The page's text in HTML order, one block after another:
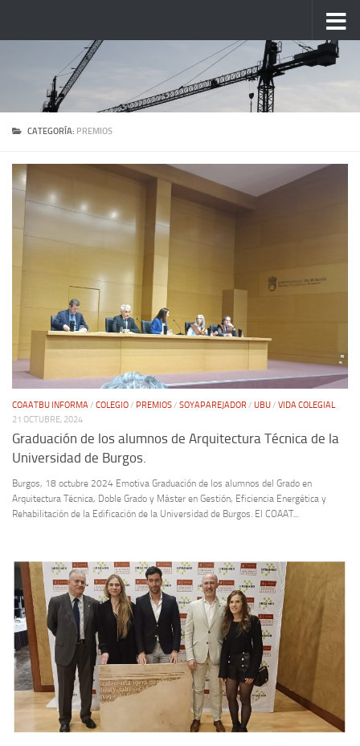
CATEGORÍA: PREMIOS
COAATBU INFORMA/ COLEGIO/ PREMIOS/ SOYAPAREJADOR/ UBU/ VIDA COLEGIAL
21 OCTUBRE, 2024
Graduación de los alumnos de Arquitectura Técnica de la
Universidad de Burgos.
Burgos, 18 octubre 2024 Emotiva Graduación de los alumnos del Grado en
Arquitectura Técnica, Doble Grado y Máster en Gestión, Eficiencia Energética y
Rehabilitación de la Edificación de la Universidad de Burgos. El COAAT...